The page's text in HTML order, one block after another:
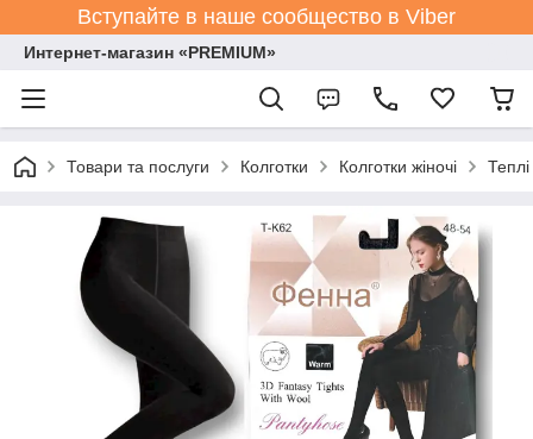
Вступайте в наше сообщество в Viber
Интернет-магазин «PREMIUM»
Товари та послуги Колготки Колготки жіночі Теплі